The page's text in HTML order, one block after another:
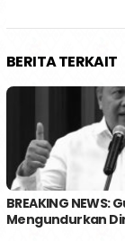
BERITA TERKAIT
BREAKING NEWS:
Mengundurkan